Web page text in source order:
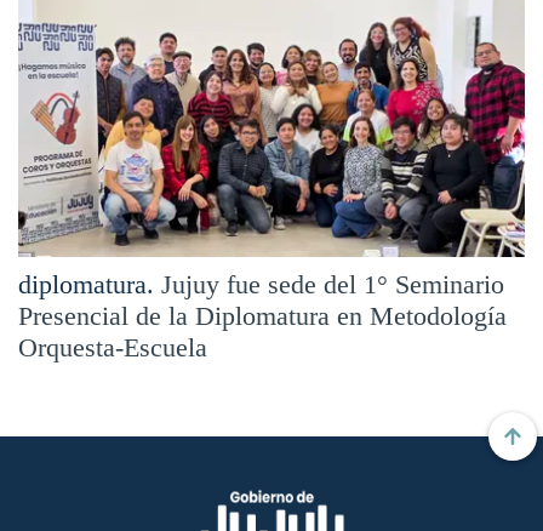
diplomatura. Jujuy fue sede del 1° Seminario
Presencial de la Diplomatura en Metodología
Orquesta-Escuela